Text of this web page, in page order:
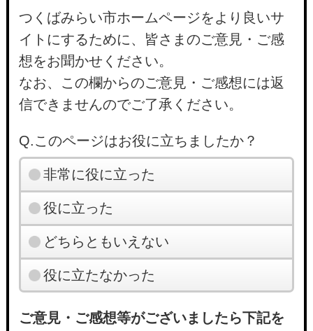
つくばみらい市ホームページをより良いサ
イトにするために、皆さまのご意見・ご感
想をお聞かせください。
なお、この欄からのご意見・ご感想には返
信できませんのでご了承ください。
Q.このページはお役に立ちましたか？
非常に役に立った
役に立った
どちらともいえない
役に立たなかった
ご意見・ご感想等がございましたら下記を